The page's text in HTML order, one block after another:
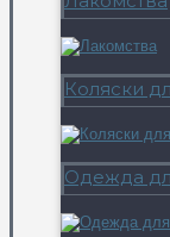
Коляски
Одежда